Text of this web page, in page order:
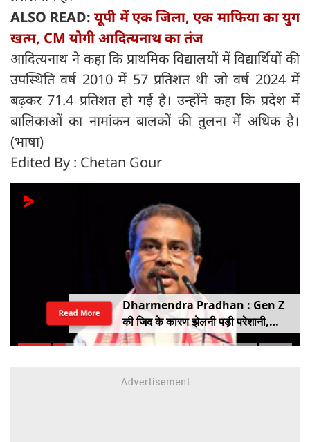
ALSO READ:यूपी में एक जिला, एक माफिया का युग
खत्म, CM योगी आदित्यनाथ का तंज
आदित्यनाथ ने कहा कि प्राथमिक विद्यालयों में विद्यार्थियों की
उपस्थिति वर्ष 2010 में 57 प्रतिशत थी जो वर्ष 2024 में
बढ़कर 71.4 प्रतिशत हो गई है। उन्होंने कहा कि प्रदेश में
बालिकाओं का नामांकन बालकों की तुलना में अधिक है।
(भाषा)
Edited By : Chetan Gour
Dharmendra Pradhan : Gen Z
की जिद के कारण झेलनी पड़ी परेशानी,
ताकत को नहीं किया जा सकता नजरअंदाज,
Read More